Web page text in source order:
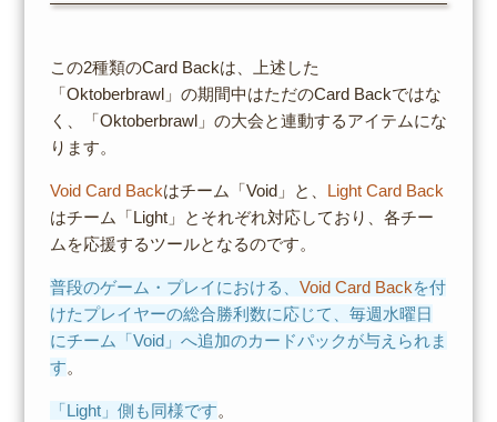
この2種類のCard Backは、上述した
「Oktoberbrawl」の期間中はただのCard Backではな
く、「Oktoberbrawl」の大会と連動するアイテムにな
ります。
Void Card Backはチーム「Void」と、
Light Card Back
はチーム「Light」とそれぞれ対応しており、各チー
ムを応援するツールとなるのです。
普段のゲーム・プレイにおける、 Void Card Backを付
けたプレイヤーの総合勝利数に応じて、毎週水曜日
にチーム「Void」へ追加のカードパックが与えられま
す。
「Light」側も同様です。